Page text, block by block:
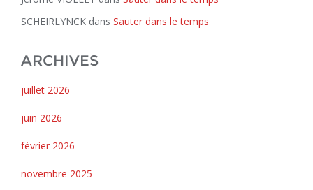
SCHEIRLYNCK dans Sauter dans le temps
ARCHIVES
juillet 2026
juin 2026
février 2026
novembre 2025